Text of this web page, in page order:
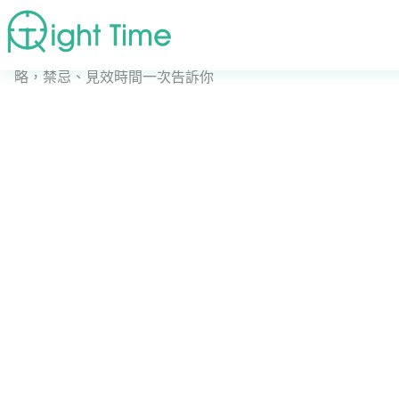
首頁» 日常衛教
略，禁忌、見效時間一次告訴你